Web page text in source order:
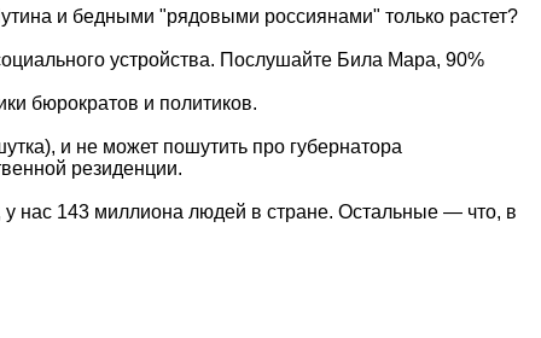
и бедными "рядовыми россиянами" только растет?
устройства. Послушайте Била Мара, 90%
бюрократов и политиков.
и не может пошутить про губернатора
резиденции.
у нас 143 миллиона людей в стране. Остальные — что, в